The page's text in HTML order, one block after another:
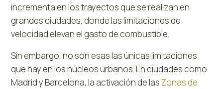
incrementa en los trayectos que se realizan en
grandes ciudades, donde las limitaciones de
velocidad elevan el gasto de combustible.
Sin embargo, no son esas las únicas limitaciones
que hay en los núcleos urbanos. En ciudades como
Madrid y Barcelona, la activación de las Zonas de